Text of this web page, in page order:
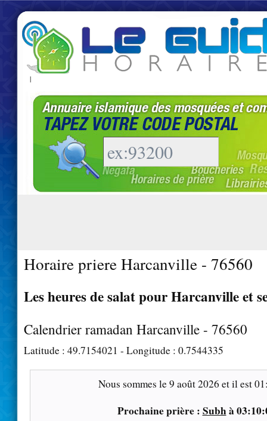
|
Horaire priere Harcanville - 76560
Les heures de salat pour Harcanville et
Calendrier ramadan Harcanville - 76560
Latitude : 49.7154021 - Longitude : 0.7544335
Nous sommes le9 août 2026 et il est
Prochaine prière : Subhà